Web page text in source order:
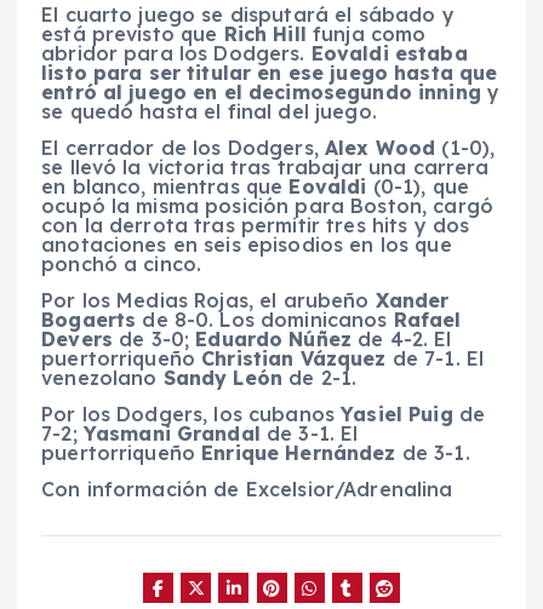
El cuarto juego se disputará el sábado y
está previsto que Rich Hill funja como
abridor para los Dodgers. Eovaldi estaba
listo para ser titular en ese juego hasta que
entró al juego en el decimosegundo inning y
se quedó hasta el final del juego.
El cerrador de los Dodgers,Alex Wood (1-0),
se llevó la victoria tras trabajar una carrera
en blanco, mientras que Eovaldi (0-1), que
ocupó la misma posición para Boston, cargó
con la derrota tras permitir tres hits y dos
anotaciones en seis episodios en los que
ponchó a cinco.
Por los Medias Rojas, el arubeño Xander
Bogaerts de 8-0. Los dominicanos Rafael
Devers de 3-0; Eduardo Núñez de 4-2. El
puertorriqueño Christian Vázquez de 7-1. El
venezolano Sandy León de 2-1.
Por los Dodgers, los cubanosYasiel Puig de
7-2; Yasmani Grandal de 3-1. El
puertorriqueño Enrique Hernández de 3-1.
Con información de Excelsior/Adrenalina